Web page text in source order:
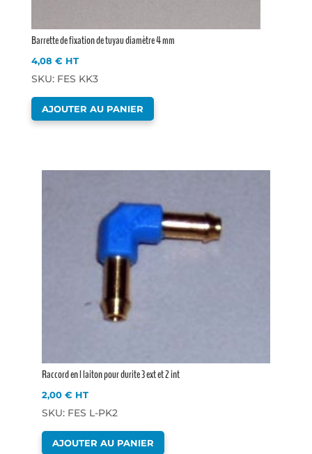
Barrette de fixation de tuyau diamètre 4 mm
4,08€ HT
SKU: FES KK3
AJOUTER AU PANIER
Raccord en l laiton pour durite 3 ext et 2 int
2,00 € HT
SKU: FES L-PK2
AJOUTER AU PANIER